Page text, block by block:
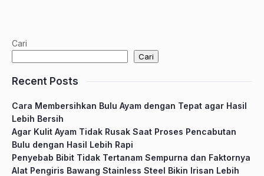
Cari
Cari
Recent Posts
Cara Membersihkan Bulu Ayam dengan Tepat agar Hasil
Lebih Bersih
Agar Kulit Ayam Tidak Rusak Saat Proses Pencabutan
Bulu dengan Hasil Lebih Rapi
Penyebab Bibit Tidak Tertanam Sempurna dan Faktornya
Alat Pengiris Bawang Stainless Steel Bikin Irisan Lebih